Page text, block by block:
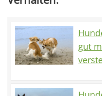
gut